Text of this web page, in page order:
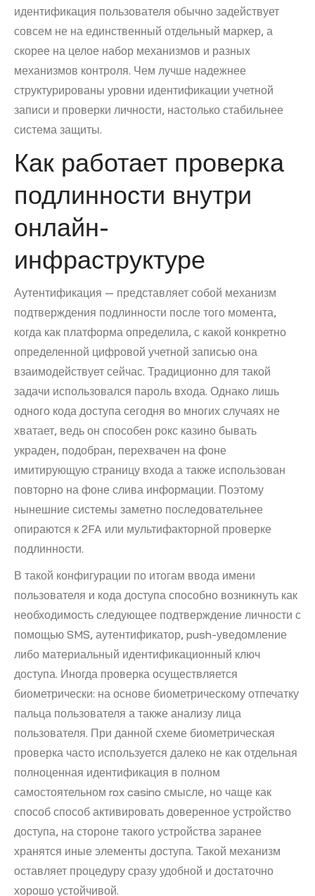
идентификация пользователя обычно задействует
совсем не на единственный отдельный маркер, а
скорее на целое набор механизмов и разных
механизмов контроля. Чем лучше надежнее
структурированы уровни идентификации учетной
записи и проверки личности, настолько стабильнее
система защиты.
Как работает проверка
подлинности внутри
онлайн-
инфраструктуре
Аутентификация — представляет собой механизм
подтверждения подлинности после того момента,
когда как платформа определила, с какой конкретно
определенной цифровой учетной записью она
взаимодействует сейчас. Традиционно для такой
задачи использовался пароль входа. Однако лишь
одного кода доступа сегодня во многих случаях не
хватает, ведь он способен рокс казино бывать
украден, подобран, перехвачен на фоне
имитирующую страницу входа а также использован
повторно на фоне слива информации. Поэтому
нынешние системы заметно последовательнее
опираются к 2FA или мультифакторной проверке
подлинности.
В такой конфигурации по итогам ввода имени
пользователя и кода доступа способно возникнуть как
необходимость следующее подтверждение личности с
помощью SMS, аутентификатор, push-уведомление
либо материальный идентификационный ключ
доступа. Иногда проверка осуществляется
биометрически: на основе биометрическому отпечатку
пальца пользователя а также анализу лица
пользователя. При данной схеме биометрическая
проверка часто используется далеко не как отдельная
полноценная идентификация в полном
самостоятельном rox casino смысле, но чаще как
способ способ активировать доверенное устройство
доступа, на стороне такого устройства заранее
хранятся иные элементы доступа. Такой механизм
оставляет процедуру сразу удобной и достаточно
хорошо устойчивой.